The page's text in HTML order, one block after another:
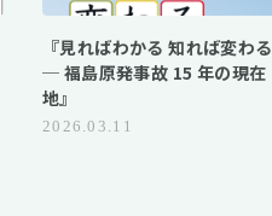
『見ればわかる 知れば変わる
─ 福島原発事故 15 年の現在
地』
2026.03.11